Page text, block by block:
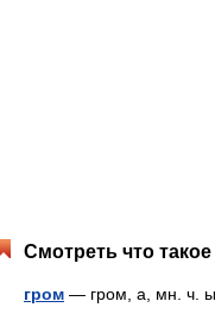
Смотреть что
гром — гром, а, мн. ч.